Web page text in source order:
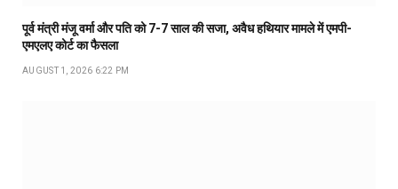
पूर्व मंत्री मंजू वर्मा और पति को 7-7 साल की सजा, अवैध हथियार मामले में एमपी-
एमएलए कोर्ट का फैसला
AUGUST 1, 2026 6:22 PM